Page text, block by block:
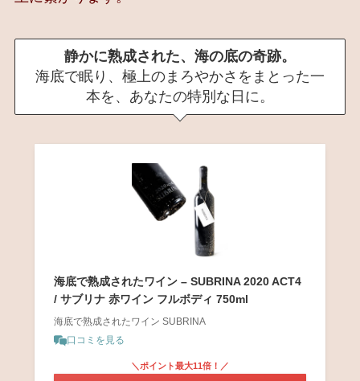
静かに熟成された、海の底の奇跡。
海底で眠り、極上のまろやかさをまとった一
本を、あなたの特別な日に。
海底で熟成されたワイン – SUBRINA 2020 ACT4
/ サブリナ 赤ワイン フルボディ 750ml
海底で熟成されたワイン SUBRINA
口コミを見る
＼ポイント最大11倍！／